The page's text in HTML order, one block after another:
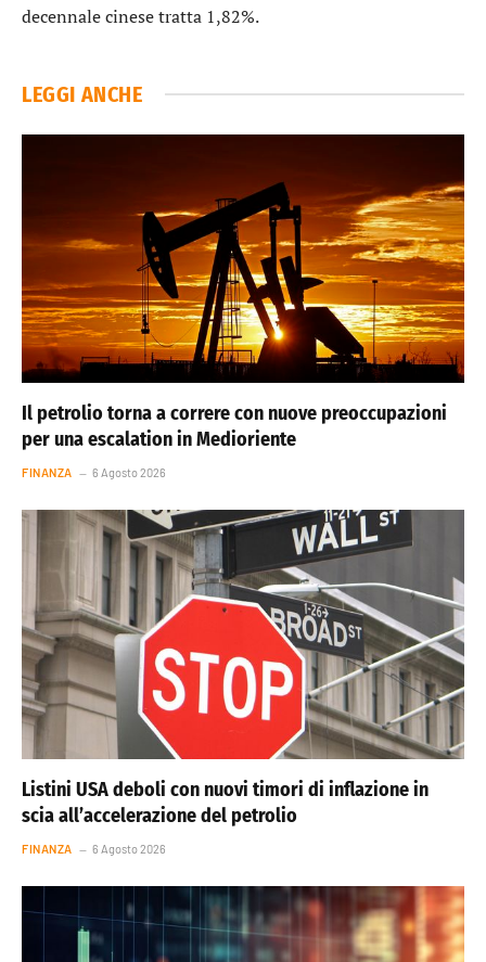
decennale cinesetratta 1,82%.
LEGGI ANCHE
Il petrolio torna a correre con nuove preoccupazioni
per una escalation in Medioriente
FINANZA 6 Agosto 2026
Listini USA deboli con nuovi timori di inflazione in
scia all’accelerazione del petrolio
FINANZA 6 Agosto 2026